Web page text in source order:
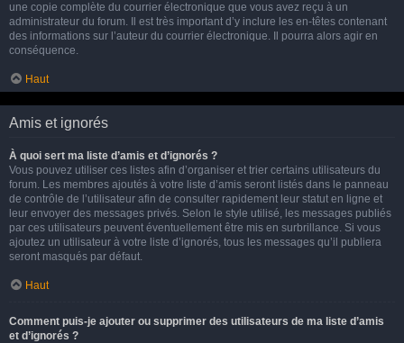
une copie complète du courrier électronique que vous avez reçu à un
administrateur du forum. Il est très important d’y inclure les en-têtes contenant
des informations sur l’auteur du courrier électronique. Il pourra alors agir en
conséquence.
Haut
Amis et ignorés
À quoi sert ma liste d’amis et d’ignorés ?
Vous pouvez utiliser ces listes afin d’organiser et trier certains utilisateurs du
forum. Les membres ajoutés à votre liste d’amis seront listés dans le panneau
de contrôle de l’utilisateur afin de consulter rapidement leur statut en ligne et
leur envoyer des messages privés. Selon le style utilisé, les messages publiés
par ces utilisateurs peuvent éventuellement être mis en surbrillance. Si vous
ajoutez un utilisateur à votre liste d’ignorés, tous les messages qu’il publiera
seront masqués par défaut.
Haut
Comment puis-je ajouter ou supprimer des utilisateurs de ma liste d’amis
et d’ignorés ?